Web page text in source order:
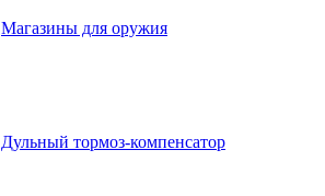
Магазины для оружия
Дульный тормоз-компенсатор